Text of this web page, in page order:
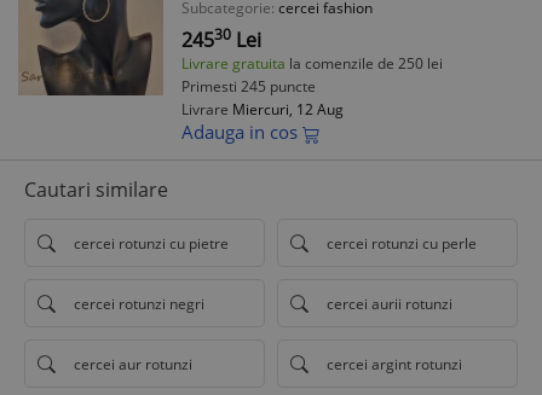
Subcategorie: cercei fashion
24530 Lei
Livrare gratuita la comenzile de 250 lei
Primesti 245 puncte
Livrare Miercuri, 12 Aug
Adauga in cos
Cautari similare
cercei rotunzi cu pietre cercei rotunzi cu perle
cercei rotunzi negri cercei aurii rotunzi
cercei aur rotunzi cercei argint rotunzi